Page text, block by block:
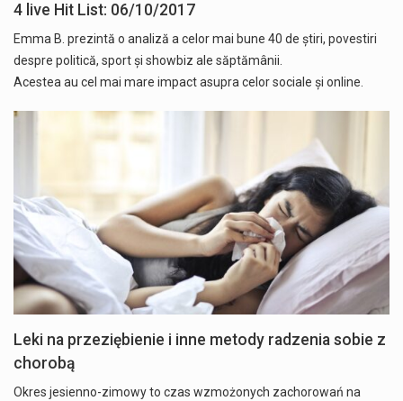
4 live Hit List: 06/10/2017
Emma B. prezintă o analiză a celor mai bune 40 de știri, povestiri
despre politică, sport și showbiz ale săptămânii.
Acestea au cel mai mare impact asupra celor sociale și online.
Leki na przeziębienie i inne metody radzenia sobie z
chorobą
Okres jesienno-zimowy to czas wzmożonych zachorowań na